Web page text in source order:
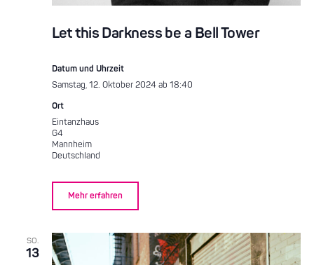
Let this Darkness be a Bell Tower
Datum und Uhrzeit
Samstag, 12. Oktober 2024 ab 18:40
Ort
Eintanzhaus
G4
Mannheim
Deutschland
Mehr erfahren
SO.
13